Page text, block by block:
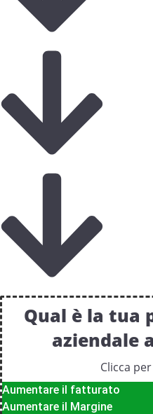
Qual è la tua
aziendale
Clicca
Aumentare il fatturato
Aumentare il Margine